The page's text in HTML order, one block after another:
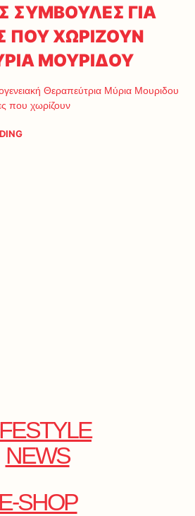
ΣΥΜΒΟΥΛΕΣ ΓΙΑ
ΠΟΥ ΧΩΡΙΖΟΥΝ
ΜΟΥΡΙΔΟΥ
Θεραπεύτρια Μύρια Μουριδου
που χωρίζουν
NEWS
E-SHOP